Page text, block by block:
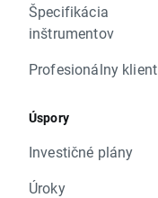
Špecifikácia
inštrumentov
Profesionálny klient
Úspory
Investičné plány
Úroky